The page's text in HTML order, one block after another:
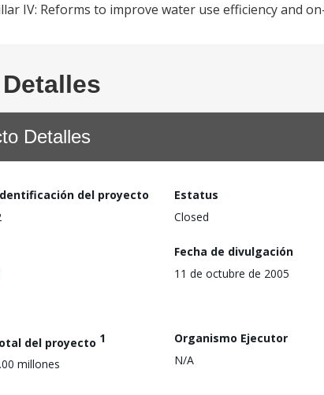
IV: Reforms to improve water use efficiency and
Detalles
del proyecto
Estatus
Closed
Fecha de divulgación
11 de octubre de 2005
del proyecto 1
millones
Organismo Ejecutor
N/A